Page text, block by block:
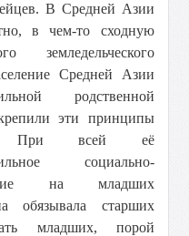
В Средней Азии
в чем-то сходную
земледельческого
Средней Азии
родственной
эти принципы
При всей её
социально-
на младших
обязывала старших
младших, порой